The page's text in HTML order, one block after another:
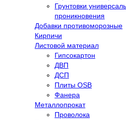
Грунтовки
проникновения
Добавки противоморозные
Кирпичи
Листовой материал
Гипсокартон
ДВП
ДСП
Плиты OSB
Фанера
Металлопрокат
Проволока